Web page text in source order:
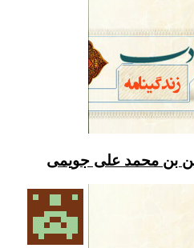
بن محمد علی جویمی